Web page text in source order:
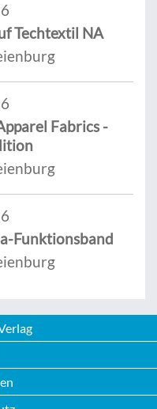
Techtextil NA
Fabrics -
Funktionsband